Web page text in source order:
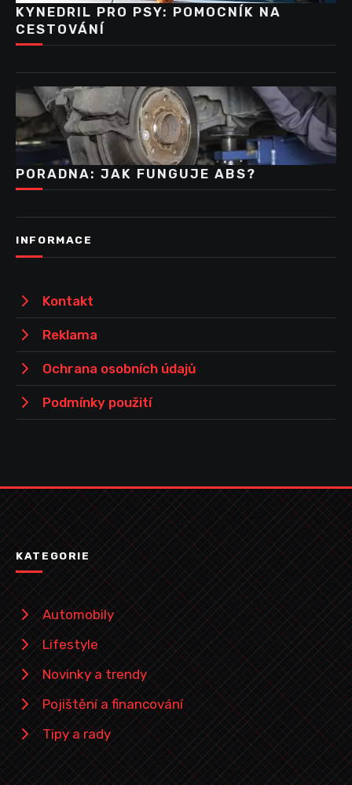
KYNEDRIL PRO PSY: POMOCNÍK NA
CESTOVÁNÍ
PORADNA: JAK FUNGUJE ABS?
INFORMACE
Kontakt
Reklama
Ochrana osobních údajů
Podmínky použití
KATEGORIE
Automobily
Lifestyle
Novinky a trendy
Pojištění a financování
Tipy a rady